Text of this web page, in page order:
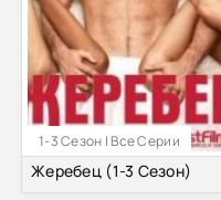
1-3 Сезон | Все Серии
Жеребец (1-3 Сезон)